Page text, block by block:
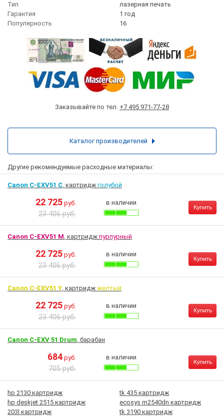
Тип
лазерная печать
Гарантия
1 год
Популярность
16
Заказывайте по тел. +7 495 971-77-28
Другие рекомендуемые расходные материалы:
Canon C-EXV51 C, картридж голубой
22 725 руб.
23 406 руб.
в наличии
Купить
Canon C-EXV51 M, картридж пурпурный
22 725 руб.
23 406 руб.
в наличии
Купить
Canon C-EXV51 Y, картридж желтый
22 725 руб.
23 406 руб.
в наличии
Купить
Canon C-EXV 51 Drum, барабан
684 руб.
705 руб.
в наличии
Купить
hp 2130 картридж
tk 435 картридж
hp deskjet 2515 картридж
ecosys m2540dn картридж
203l картридж
tk 3190 картридж